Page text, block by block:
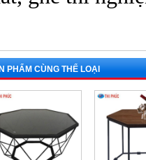
PHẨM CÙNG THỂ LOẠI